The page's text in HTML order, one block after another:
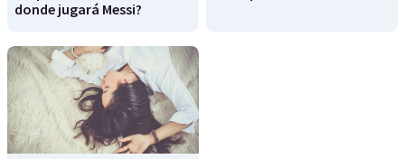
donde jugará Messi?